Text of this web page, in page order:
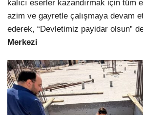
kalıcı eserler kazandırmak için tüm
azim ve gayretle çalışmaya devam
ederek, “Devletimiz payidar olsun”
Merkezi